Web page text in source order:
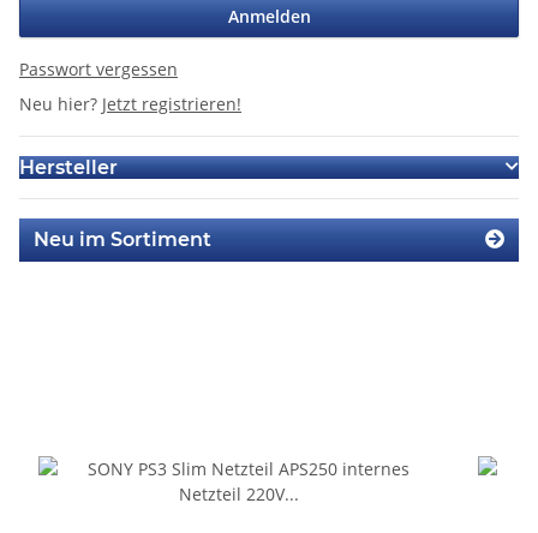
Anmelden
Passwort vergessen
Neu hier? Jetzt registrieren!
Hersteller
Neu im Sortiment